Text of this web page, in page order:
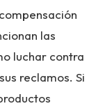
las
luchar contra
reclamos. Si